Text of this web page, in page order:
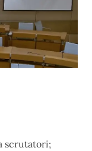
scrutatori;